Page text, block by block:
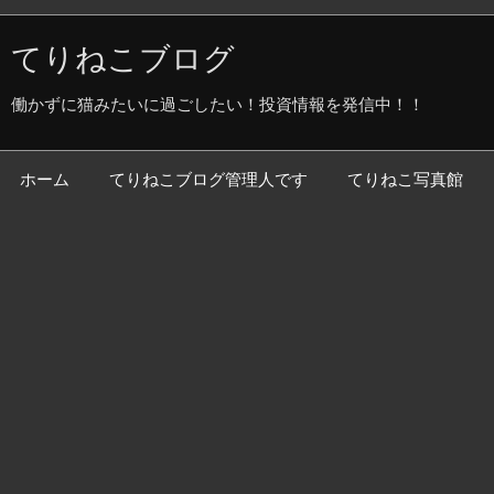
てりねこブログ
働かずに猫みたいに過ごしたい！投資情報を発信中！！
ホーム てりねこブログ管理人です てりねこ写真館